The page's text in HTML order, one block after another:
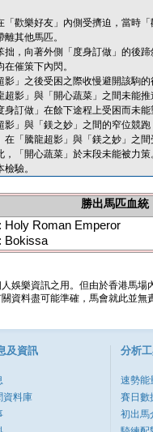
歡樂好友」內側受擠迫，當時
其他馬匹。
拙，向著外側「度身訂做」的後
催策下內閃。
」之後受困之際收慢避開該駒
影」與「開心蔬菜」之間未能
訂做」在餘下途程上受困而未
」與「鎂之妙」之間的窄位競
「騰龍超影」與「鎂之妙」之
「開心蔬菜」於末段未能被力
驗。
勝出馬匹血統
Holy Roman Emperor
Bokissa
娛樂資訊之用。但由於香港馬
資料盡可能準確，馬會就此並
及資訊
資料庫
分析
速勢能
賽日數
初出馬